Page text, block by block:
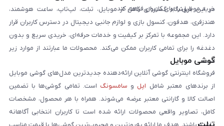
خرید موبایل را برای کاربران فراهم کند.
در این فروشگاه گستره‌ای کامل از موبایل، تبلت، لپ‌تاپ، ساعت هوشمند،
هندزفری، هدفون، کنسول بازی و لوازم جانبی دیجیتال در دسترس کاربران قرار
دارد. این مجموعه با تمرکز بر کیفیت و خدمات حرفه‌ای، خریدی سریع و بدون
دغدغه را برای تمامی کاربران ممکن می‌کند. محصولات ما عبارتند از موارد زیر
است:
گوشی موبایل
فروشگاه اینترنتی گوشی آنلاین ارائه‌دهنده جدیدترین مدل‌های گوشی موبایل
از برندهای معتبر شامل اپل و سامسونگ است. تمامی گوشی‌ها با تضمین
اصالت کالا و گارانتی معتبر عرضه می‌شوند. همراه با هر محصول، مشخصات
کامل، تصاویر واقعی محصولات ارائه شده است تا کاربران انتخابی آگاهانه